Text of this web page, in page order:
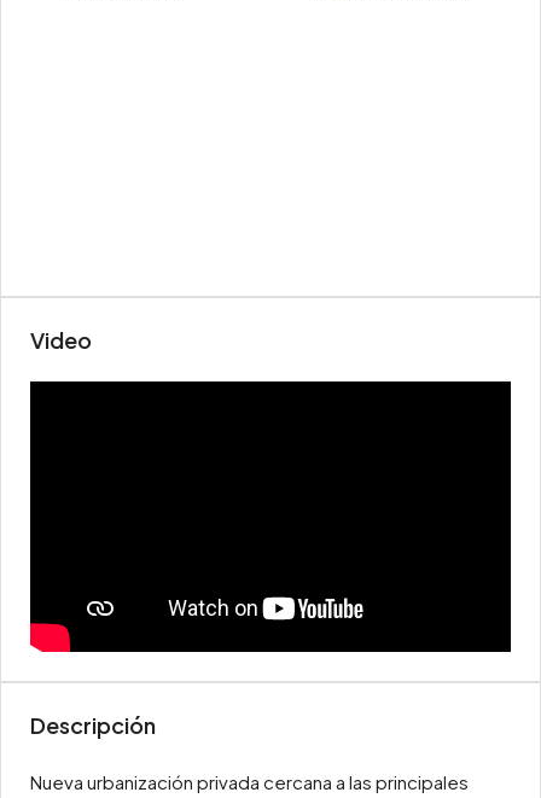
Video
Descripción
Nueva urbanización privada cercana a las principales